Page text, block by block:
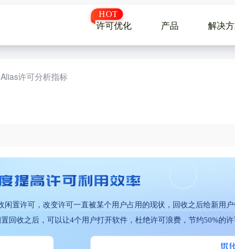
许可优化 产品 解决
Alias许可分析指标